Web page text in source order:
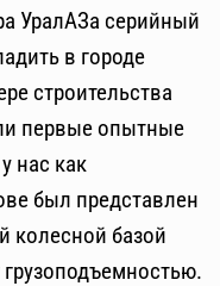
УралАЗа серийный
в городе
строительства
первые опытные
нас как
был представлен
колесной базой